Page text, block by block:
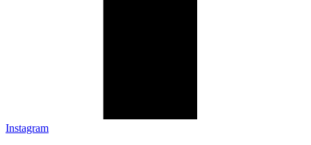
Instagram